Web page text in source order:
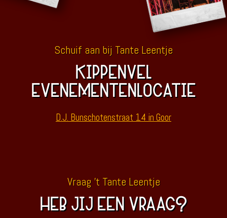
Schuif aan bij Tante Leentje
KIPPENVEL
EVENEMENTENLOCATIE
D.J. Bunschotenstraat 14 in Goor
Vraag 't Tante Leentje
HEB JIJ EEN VRAAG?